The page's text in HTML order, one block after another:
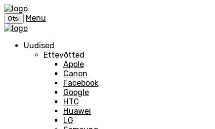
Otsi Menu
Uudised
Ettevõtted
Apple
Canon
Facebook
Google
HTC
Huawei
LG